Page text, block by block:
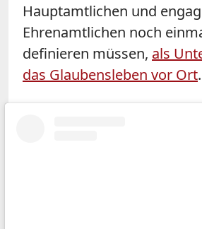
Hauptamtlichen und
Ehrenamtlichen noch
definieren müssen, als
das Glaubensleben vor Ort.